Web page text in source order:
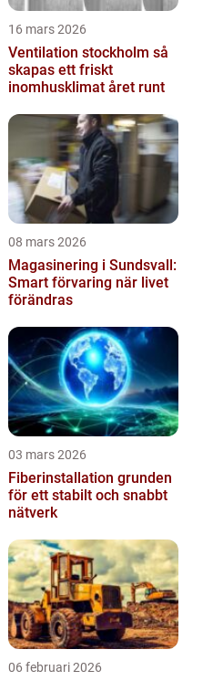
16 mars 2026
Ventilation stockholm så
skapas ett friskt
inomhusklimat året runt
08 mars 2026
Magasinering i Sundsvall:
Smart förvaring när livet
förändras
03 mars 2026
Fiberinstallation grunden
för ett stabilt och snabbt
nätverk
06 februari 2026